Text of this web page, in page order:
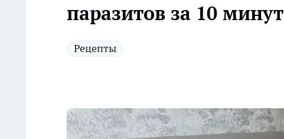
паразитов за 10 минут
Рецепты